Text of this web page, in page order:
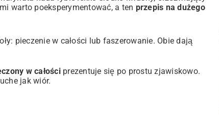
warto poeksperymentować, a ten przepis na dużego
pieczenie w całości lub faszerowanie. Obie dają
w całościprezentuje się po prostu zjawiskowo.
jak wiór.